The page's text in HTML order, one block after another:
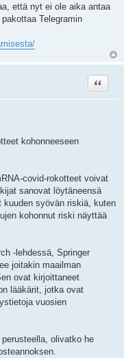
että nyt ei ole aika antaa
Telegramin
Lainaa
kohonneeseen
covid-rokotteet voivat
sanovat löytäneensä
syövän riskiä, kuten
kohonnut riski näyttää
-lehdessä, Springer
joitakin maailman
ovat kirjoittaneet
lääkärit, jotka ovat
vuosien
olivatko he